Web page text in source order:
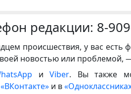
редакции: 8-
происшествия, у вас есть
новостью или проблемой,
иViber. Вы также
«ВКонтакте» и в